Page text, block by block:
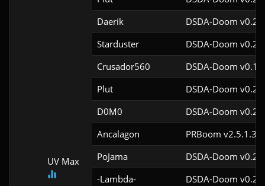
UV Max
Daerik
DSDA-Doom
Starduster
DSDA-Doom
Crusador560
DSDA-Doom
Plut
DSDA-Doom
D0M0
DSDA-Doom
Ancalagon
PRBoom
PoJama
DSDA-Doom
-Lambda-
DSDA-Doom